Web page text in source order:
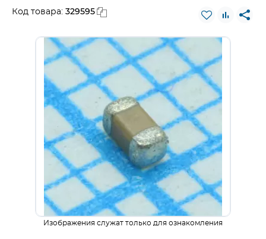
Код товара: 329595
Изображения служат только для ознакомления